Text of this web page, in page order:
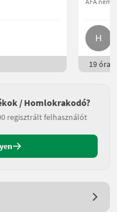
19 óra
/ Homlokrakodó?
regisztrált felhasználót